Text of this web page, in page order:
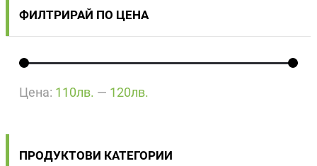
ФИЛТРИРАЙ ПО ЦЕНА
Цена: 110лв. — 120лв.
ПРОДУКТОВИ КАТЕГОРИИ